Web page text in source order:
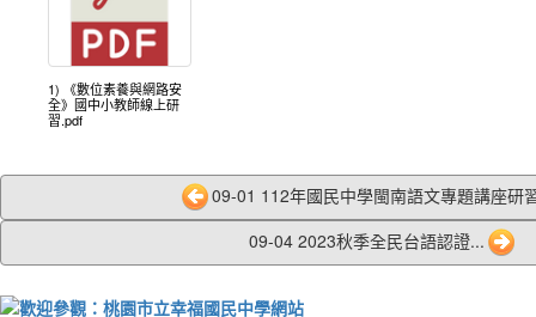
1) 《數位素養與網路安
全》國中小教師線上研
習.pdf
09-01 112年國民中學閩南語文專題講座研
09-04 2023秋季全民台語認證...